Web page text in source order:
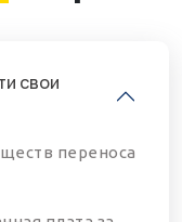
свои
переноса